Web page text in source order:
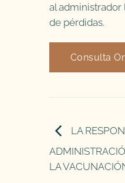
al administrador
de pérdidas.
Consulta
LA
LA